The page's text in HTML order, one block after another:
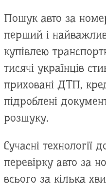
Пошук авто за
перший і
купівлею
тисячі українців
приховані ДТП,
підроблені
розшуку.
Сучасні технології
перевірку авто за
всього за кілька